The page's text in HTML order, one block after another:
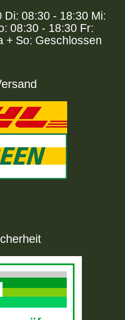
Di: 08:30 - 18:30 Mi:
08:30 - 18:30 Fr:
+ So: Geschlossen